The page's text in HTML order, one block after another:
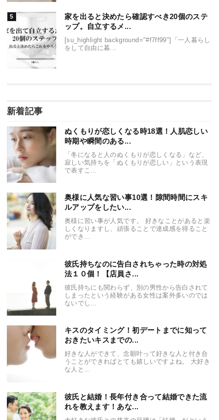
家を出ると決めたら確認すべき20個のステ
ップ。自立するメ...
[su_highlight background="#f7ff99"]「一人暮らし
をして自由に暮...
新着記事
ぬくもりが恋しくなる時18選！人肌恋しい
時期や瞬間のある...
「冬になると人のぬくもりが恋しくなる」など、
寂しい気持ちを「ぬくもりが恋しい」という表現
で表すこ...
奥様に人気な習い事10選！隙間時間にスキ
ルアップをしたい...
奥様に習い事が人気です。 好きなことがあると楽
しくなりますし、頑張ることで達成感を得ること
ができ...
彼氏持ちなのに告白されちゃった時の対処
法１０個！【店員さ...
彼氏持ちにも関わらず、別の男性から告白されて
しまったという経験がある女性は案外多いのでは
ないでし...
キスのタイミング！初デートまでに知って
おきたいキスまでの...
好きな人ができて、念願叶って好きな人と付き合
うことができればとても嬉しいですよね。 大好き
な人と...
彼氏と結婚！長年付き合って結婚できた流
れを教えます！あな...